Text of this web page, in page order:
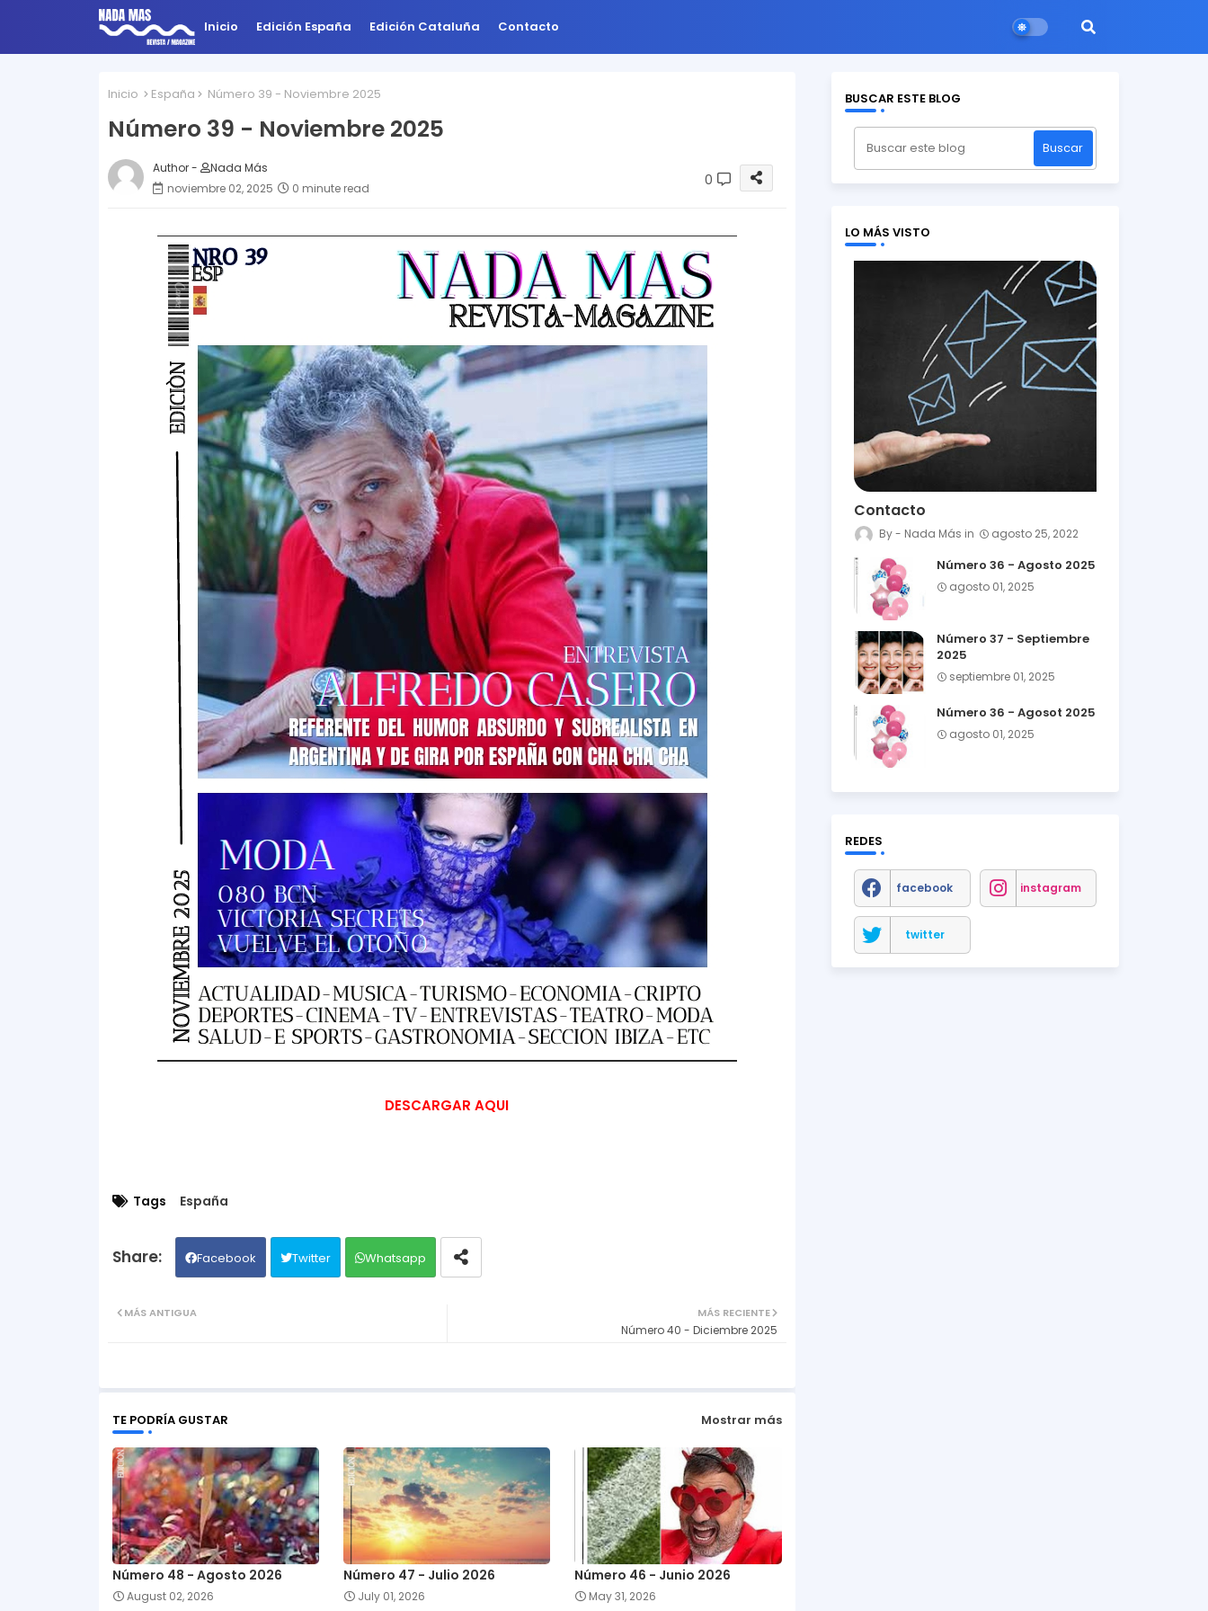
Inicio Edición España Edición Cataluña Contacto
Inicio España Número 39 - Noviembre 2025
Número 39 - Noviembre 2025
Author -
Nada Más
noviembre 02, 2025
0 minute read 0
DESCARGAR AQUI
Tags España
Facebook Twitter Whatsapp
MÁS RECIENTE
Número 40 - Diciembre 2025
MÁS ANTIGUA
TE PODRÍA GUSTAR Mostrar más
Número 48 - Agosto 2026
August 02, 2026
Número 47 - Julio 2026
July 01, 2026
Número 46 - Junio 2026
May 31, 2026
BUSCAR ESTE BLOG
LO MÁS VISTO
Contacto
Nada Más agosto 25, 2022
Número 36 - Agosto 2025
agosto 01, 2025
Número 37 - Septiembre
2025
septiembre 01, 2025
Número 36 - Agosot 2025
agosto 01, 2025
REDES
facebook instagram
twitter